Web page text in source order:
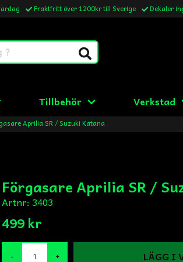
Fraktfritt över 1200kr till Sverige Dekaler
Tillbehör Verkstad
Aprilia SR / Suzuki Katana
Förgasare Aprilia SR /
Artnr: 3403
499 kr
- + LÄGG I